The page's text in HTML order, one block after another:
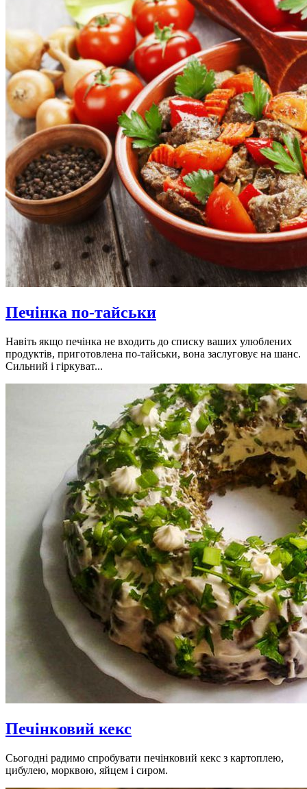
Печінка по-тайськи
Навіть якщо печінка не входить до списку ваших улюблених
продуктів, приготовлена ​​по-тайськи, вона заслуговує на шанс.
Сильний і гіркуват...
Печінковий кекс
Сьогодні радимо спробувати печінковий кекс з картоплею,
цибулею, морквою, яйцем і сиром.